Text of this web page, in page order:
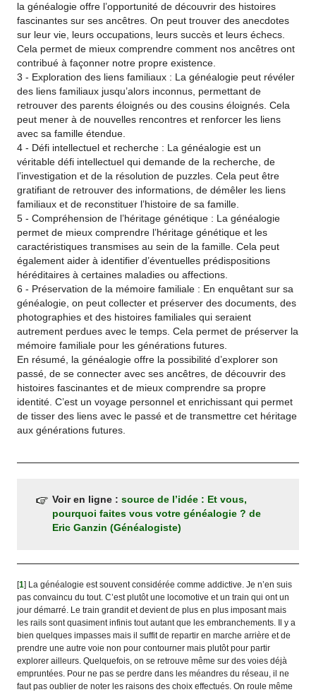
la généalogie offre l’opportunité de découvrir des histoires
fascinantes sur ses ancêtres. On peut trouver des anecdotes
sur leur vie, leurs occupations, leurs succès et leurs échecs.
Cela permet de mieux comprendre comment nos ancêtres ont
contribué à façonner notre propre existence.
3 - Exploration des liens familiaux : La généalogie peut révéler
des liens familiaux jusqu’alors inconnus, permettant de
retrouver des parents éloignés ou des cousins éloignés. Cela
peut mener à de nouvelles rencontres et renforcer les liens
avec sa famille étendue.
4 - Défi intellectuel et recherche : La généalogie est un
véritable défi intellectuel qui demande de la recherche, de
l’investigation et de la résolution de puzzles. Cela peut être
gratifiant de retrouver des informations, de démêler les liens
familiaux et de reconstituer l’histoire de sa famille.
5 - Compréhension de l’héritage génétique : La généalogie
permet de mieux comprendre l’héritage génétique et les
caractéristiques transmises au sein de la famille. Cela peut
également aider à identifier d’éventuelles prédispositions
héréditaires à certaines maladies ou affections.
6 - Préservation de la mémoire familiale : En enquêtant sur sa
généalogie, on peut collecter et préserver des documents, des
photographies et des histoires familiales qui seraient
autrement perdues avec le temps. Cela permet de préserver la
mémoire familiale pour les générations futures.
En résumé, la généalogie offre la possibilité d’explorer son
passé, de se connecter avec ses ancêtres, de découvrir des
histoires fascinantes et de mieux comprendre sa propre
identité. C’est un voyage personnel et enrichissant qui permet
de tisser des liens avec le passé et de transmettre cet héritage
aux générations futures.
Voir en ligne :source de l’idée : Et vous,
pourquoi faites vous votre généalogie ? de
Eric Ganzin (Généalogiste)
[1] La généalogie est souvent considérée comme addictive. Je n’en suis
pas convaincu du tout. C’est plutôt une locomotive et un train qui ont un
jour démarré. Le train grandit et devient de plus en plus imposant mais
les rails sont quasiment infinis tout autant que les embranchements. Il y a
bien quelques impasses mais il suffit de repartir en marche arrière et de
prendre une autre voie non pour contourner mais plutôt pour partir
explorer ailleurs. Quelquefois, on se retrouve même sur des voies déjà
empruntées. Pour ne pas se perdre dans les méandres du réseau, il ne
faut pas oublier de noter les raisons des choix effectués. On roule même